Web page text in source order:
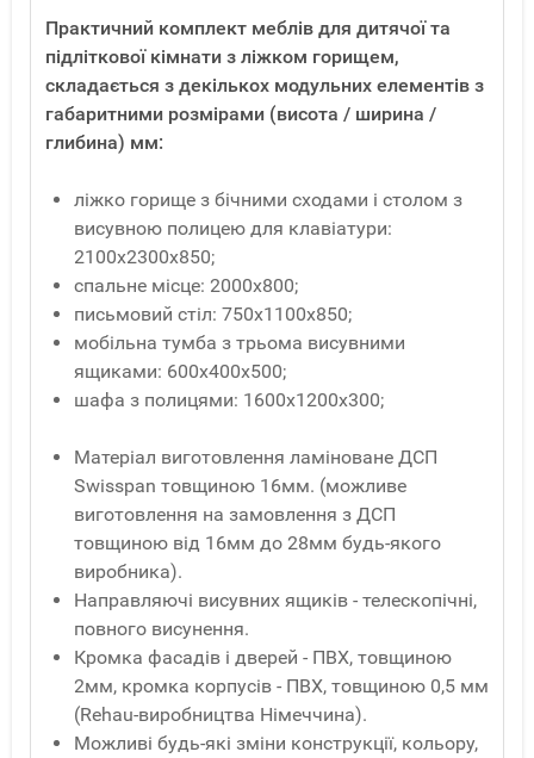
Практичний комплект меблів для дитячої та
підліткової кімнати з ліжком горищем,
складається з декількох модульних елементів з
габаритними розмірами (висота / ширина /
глибина) мм:
ліжко горище з бічними сходами і столом з
висувною полицею для клавіатури:
2100х2300х850;
спальне місце: 2000х800;
письмовий стіл: 750х1100х850;
мобільна тумба з трьома висувними
ящиками: 600х400х500;
шафа з полицями: 1600х1200х300;
Матеріал виготовлення ламіноване ДСП
Swisspan товщиною 16мм. (можливе
виготовлення на замовлення з ДСП
товщиною від 16мм до 28мм будь-якого
виробника).
Направляючі висувних ящиків - телескопічні,
повного висунення.
Кромка фасадів і дверей - ПВХ, товщиною
2мм, кромка корпусів - ПВХ, товщиною 0,5 мм
(Rehau-виробництва Німеччина).
Можливі будь-які зміни конструкції, кольору,